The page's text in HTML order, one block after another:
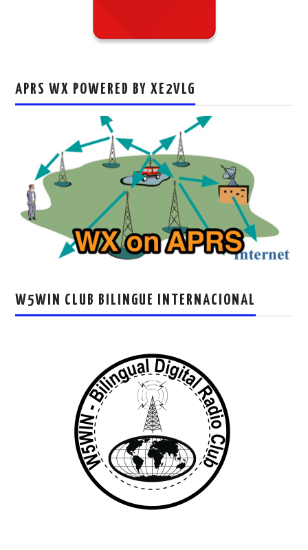
APRS WX POWERED BY XE2VLG
W5WIN CLUB BILINGUE INTERNACIONAL